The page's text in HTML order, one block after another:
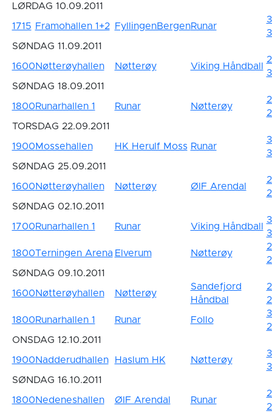
LØRDAG 10.09.2011
1715 Framohallen 1+2 FyllingenBergenRunar
SØNDAG 11.09.2011
1600Nøtterøyhallen Nøtterøy Viking Håndball
SØNDAG 18.09.2011
1800Runarhallen 1 Runar Nøtterøy
TORSDAG 22.09.2011
1900Mossehallen HK Herulf Moss Runar
SØNDAG 25.09.2011
1600Nøtterøyhallen Nøtterøy ØIF Arendal
SØNDAG 02.10.2011
1700Runarhallen 1 Runar Viking Håndball
1800Terningen Arena Elverum Nøtterøy
SØNDAG 09.10.2011
1600Nøtterøyhallen Nøtterøy
Sandefjord
Håndbal
1800Runarhallen 1 Runar Follo
ONSDAG 12.10.2011
1900Nadderudhallen Haslum HK Nøtterøy
SØNDAG 16.10.2011
1800Nedeneshallen ØIF Arendal Runar